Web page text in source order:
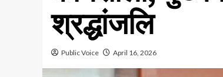
श्रद्धांजलि
Public Voice April 16, 2026